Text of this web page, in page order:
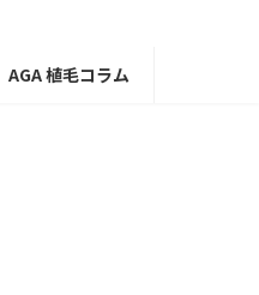
AGA 植毛コラム